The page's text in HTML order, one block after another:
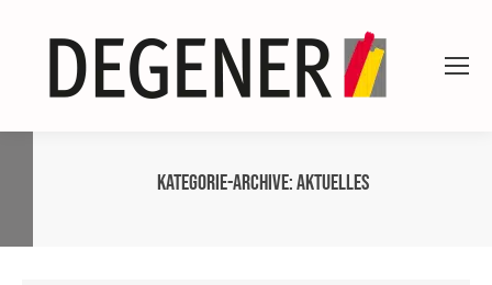
Kategorie-Archive:Aktuelles